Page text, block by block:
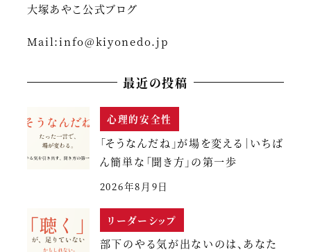
大塚あやこ公式ブログ
Mail:info@kiyonedo.jp
最近の投稿
心理的安全性
「そうなんだね」が場を変える｜いちば
ん簡単な「聞き方」の第一歩
2026年8月9日
リーダーシップ
部下のやる気が出ないのは、あなた